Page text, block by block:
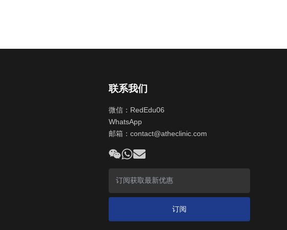
联系我们
微信：RedEdu06
WhatsApp
邮箱： contact@atheclinic.com
订阅